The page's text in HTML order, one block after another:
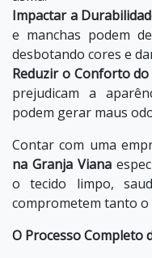
Impactar a
e manchas podem
desbotando cores e
Reduzir o Conforto
prejudicam a
podem gerar maus
Contar com uma
na Granja Viana
o tecido limpo,
comprometem tanto
O Processo Completo